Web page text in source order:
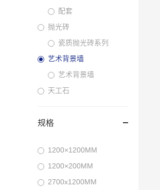
配套
抛光砖
瓷质抛光砖系列
艺术背景墙
艺术背景墙
天工石
规格
1200×1200MM
1200×200MM
2700x1200MM